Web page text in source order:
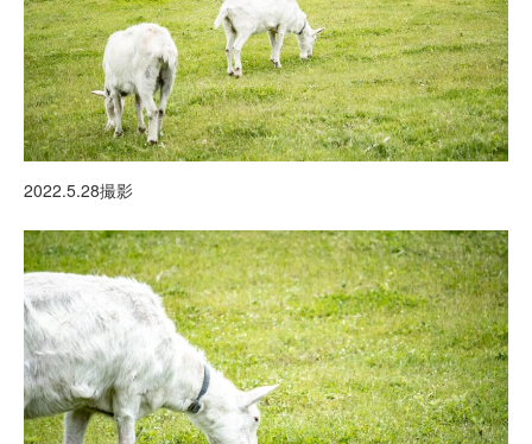
2022.5.28撮影